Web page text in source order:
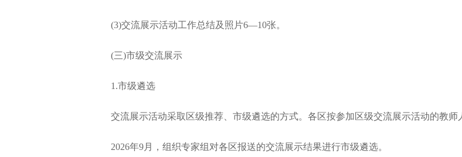
(3)交流展示活动工作总结及照片6—10张。
(三)市级交流展示
1.市级遴选
交流展示活动采取区级推荐、市级遴选的方式。各区按参加区级交流展示活动的教师
2026年9月，组织专家组对各区报送的交流展示结果进行市级遴选。